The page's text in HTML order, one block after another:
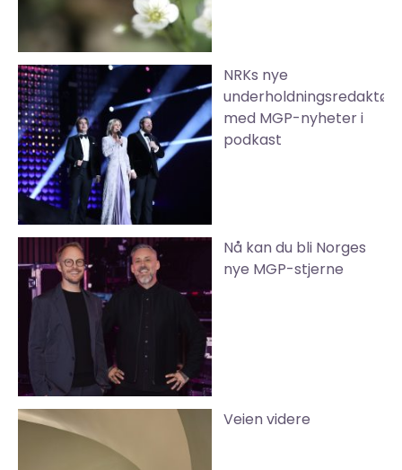
NRKs nye
underholdningsredaktør
med MGP-nyheter i
podkast
Nå kan du bli Norges
nye MGP-stjerne
Veien videre